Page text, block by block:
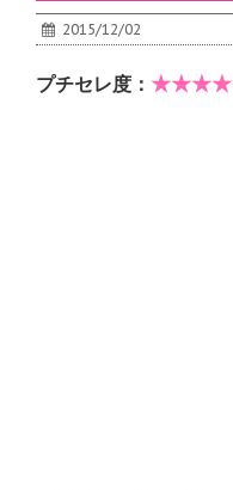
2015/12/02
プチセレ度：